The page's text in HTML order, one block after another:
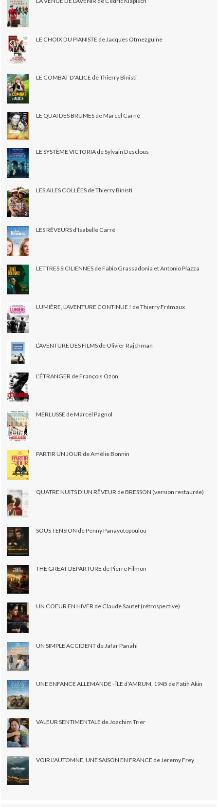
LE CHOIX DU PIANISTE de Jacques Otmezguine
LE COMBAT D'ALICE de Thierry Binisti
LE QUAI DES BRUMES de Marcel Carné
LE SYSTÈME VICTORIA de Sylvain Desclous
LES AILES COLLÉES de Thierry Binisti
LES RÊVEURS d'Isabelle Carré
LETTRES SICILIENNES de Fabio Grassadonia et Antonio Piazza
LUMIÈRE, L'AVENTURE CONTINUE ! de Thierry Frémaux
L’AVENTURE DES FILMS de Olivier Rajchman
L’ÉTRANGER de François Ozon
MERLUSSE de Marcel Pagnol
PARTIR UN JOUR de Amélie Bonnin
QUATRE NUITS D'UN RÊVEUR de BRESSON (version restaurée)
SOUS TENSION de Penny Panayotopoulou
THE GREAT DEPARTURE de Pierre Filmon
UN COEUR EN HIVER de Claude Sautet (rétrospective)
UN SIMPLE ACCIDENT de Jafar Panahi
UNE ENFANCE ALLEMANDE - ÎLE d'AMRUM, 1945 de Fatih Akin
VALEUR SENTIMENTALE de Joachim Trier
VOIR L'AUTOMNE, UNE SAISON EN FRANCE de Jeremy Frey